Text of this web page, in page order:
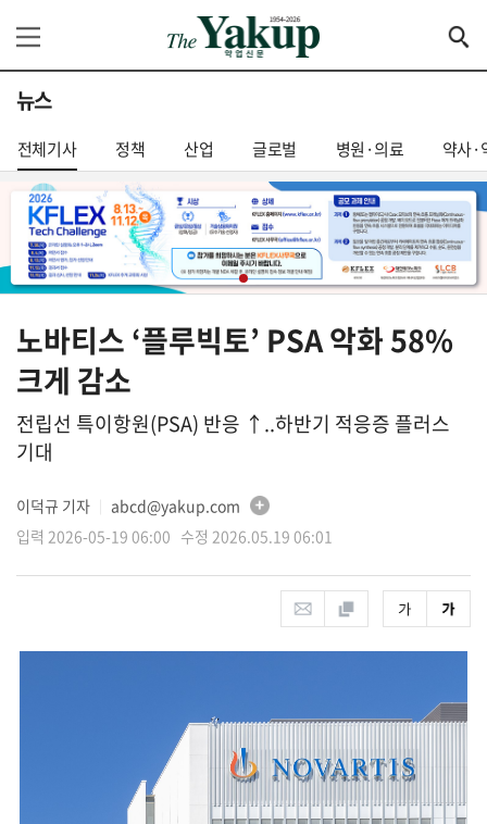
뉴스
전체기사 정책 산업 글로벌 병원·의료 약사·
노바티스 ‘플루빅토’ PSA 악화 58%
크게 감소
전립선 특이항원(PSA) 반응 ↑..하반기 적응증 플러스
기대
이덕규 기자
abcd@yakup.com
입력 2026-05-19 06:00 수정 2026.05.19 06:01